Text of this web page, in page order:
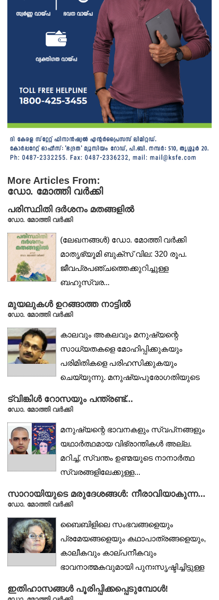
More Articles From:
ഡോ. മോത്തി വർക്കി
പരിസ്ഥിതി ദർശനം മതങ്ങളിൽ
ഡോ. മോത്തി വർക്കി
(ലേഖനങ്ങൾ) ഡോ. മോത്തി വർക്കി
മാതൃഭ്യൂമി ബുക്സ് വില: 320 രൂപ.
ജീവപ്രപഞ്ചത്തെക്കുറിച്ചുള്ള
ബഹുസ്വര...
മുയലുകൾ ഉറങ്ങാത്ത നാട്ടിൽ
ഡോ. മോത്തി വർക്കി
കാലവും അകലവും മനുഷ്യന്റെ
സാധ്യതകളെ മോഹിപ്പിക്കുകയും
പരിമിതികളെ പരിഹസിക്കുകയും
ചെയ്യുന്നു. മനുഷ്യപുരോഗതിയുടെ
ട്വിങ്കിൾ റോസയും പന്ത്രണ്ട്...
ഡോ. മോത്തി വർക്കി
മനുഷ്യന്റെ ഭാവനകളും സ്വപ്‌നങ്ങളും
യഥാർത്ഥമായ വിഭ്രാന്തികൾ അല്ല.
മറിച്ച്, സ്വന്തം ഉണ്മയുടെ നാനാർത്ഥ
സ്വരങ്ങളിലേക്കുള്ള...
സാറായിയുടെ മരുദേശങ്ങൾ: നീരാവിയാകുന്ന...
ഡോ. മോത്തി വർക്കി
ബൈബിളിലെ സംഭവങ്ങളെയും
പ്രമേയങ്ങളെയും കഥാപാത്രങ്ങളെയും,
കാലീകവും കാല്പനീകവും
ഭാവനാത്മകവുമായി പുനഃസൃഷ്ടിച്ചിട്ടുള്ള
വിശ്വസാഹിത്യത്തിലുണ്ട്....
ഇതിഹാസങ്ങൾ പൂരിപ്പിക്കപ്പെടുമ്പോൾ!